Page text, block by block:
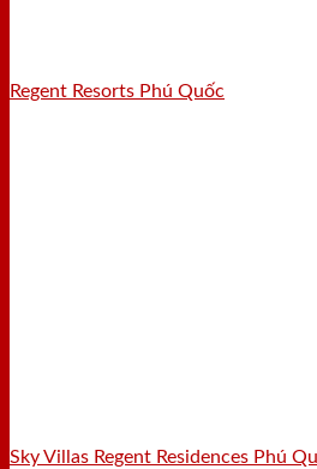
Regent Resorts Phú Quốc
Sky Villas Regent Residences Phú